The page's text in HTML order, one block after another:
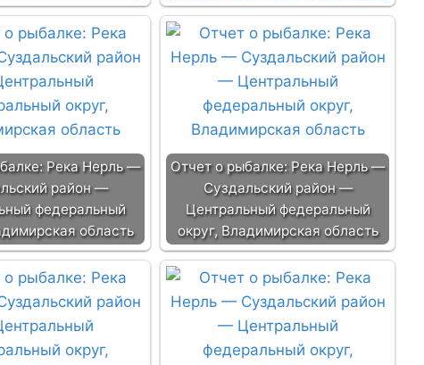
Река Нерль —
район —
федеральный
область
Отчет о рыбалке: Река Нерль —
Суздальский район —
Центральный федеральный
округ, Владимирская область